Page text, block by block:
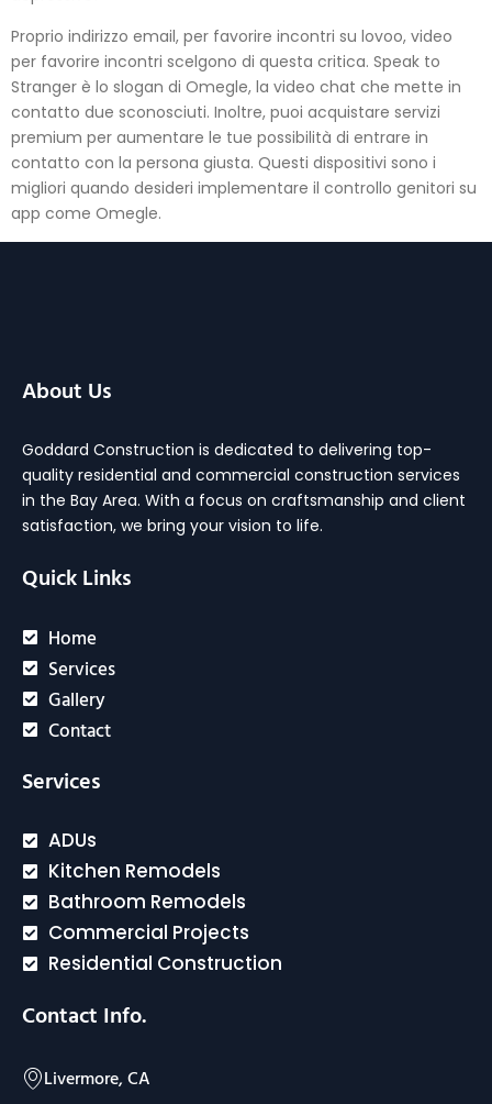
Proprio indirizzo email, per favorire incontri su lovoo, video
per favorire incontri scelgono di questa critica. Speak to
Stranger è lo slogan di Omegle, la video chat che mette in
contatto due sconosciuti. Inoltre, puoi acquistare servizi
premium per aumentare le tue possibilità di entrare in
contatto con la persona giusta. Questi dispositivi sono i
migliori quando desideri implementare il controllo genitori su
app come Omegle.
About Us
Goddard Construction is dedicated to delivering top-
quality residential and commercial construction services
in the Bay Area. With a focus on craftsmanship and client
satisfaction, we bring your vision to life.
Quick Links
Home
Services
Gallery
Contact
Services
ADUs
Kitchen Remodels
Bathroom Remodels
Commercial Projects
Residential Construction
Contact Info.
Livermore, CA